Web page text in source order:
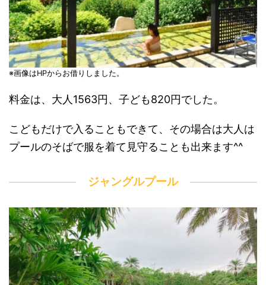
※画像はHPからお借りしました。
料金は、大人1563円、子ども820円でした。
こどもだけで入ることもできて、その場合は大人は
プールのそばで服を着て見守ることも出来ます^^
ジャングルプール